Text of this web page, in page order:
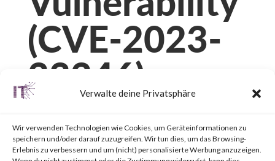
Verwalte deine Privatsphäre
Wir verwenden Technologien wie Cookies, um Geräteinformationen zu
speichern und/oder darauf zuzugreifen. Wir tun dies, um das Browsing-
Erlebnis zu verbessern und um (nicht) personalisierte Werbung anzuzeigen.
(CVE-2023-
33246)